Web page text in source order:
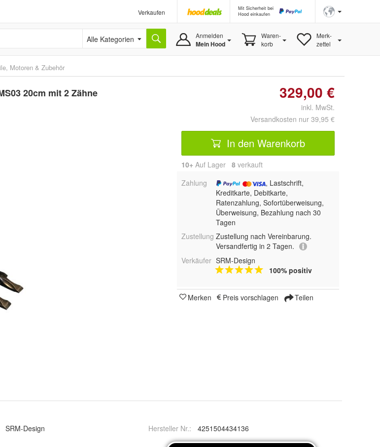
Verkaufen
Mit Sicherheit bei
Hood einkaufen
Alle Kategorien Anmelden
Mein Hood
Waren-
korb
Merk-
zettel
Motoren & Zubehör
20cm mit 2 Zähne 329,00 €
inkl. MwSt.
Versandkosten nur 39,95 €
In den Warenkorb
10+ Auf Lager 8 verkauft
Zahlung
, Lastschrift,
Kreditkarte, Debitkarte,
Ratenzahlung, Sofortüberweisung,
Überweisung, Bezahlung nach 30
Tagen
Zustellung Zustellung nach Vereinbarung.
Versandfertig in 2 Tagen.
Verkäufer SRM-Design
100% positiv
Merken Preis vorschlagen Teilen
SRM-Design Hersteller Nr.: 4251504434136